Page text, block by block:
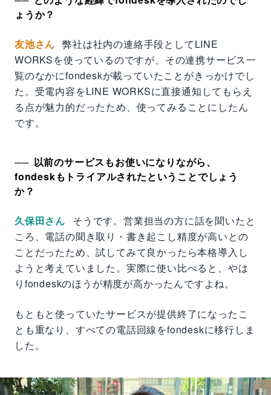
ょうか？
友池さん 弊社は社内の連絡手段としてLINE
WORKSを使っているのですが、その連携サービス一
覧のなかにfondeskが載っていたことがきっかけでし
た。受電内容をLINE WORKSに直接通知してもらえ
る点が魅力的だったため、使ってみることにしたん
です。
以前のサービスもお使いになりながら、
fondeskもトライアルされたということでしょう
か？
久保田さん
そうです。営業担当の方に話を聞いたと
ころ、電話の聞き取り・書き起こし精度が高いとの
ことだったため、試してみて良かったら本格導入し
ようと考えていました。実際に使い比べると、やは
りfondeskのほうが精度が高かったんですよね。
もともと使っていたサービスが提供終了になったこ
とも重なり、すべての電話回線をfondeskに移行しま
した。